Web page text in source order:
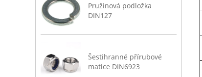
Pružinová podložka
DIN127
Šestihranné přírubové
matice DIN6923